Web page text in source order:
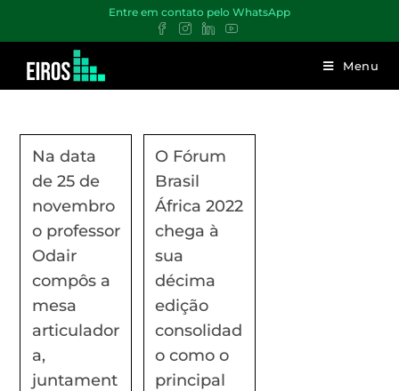
Entre em contato pelo WhatsApp
Menu
Na data
de 25 de
novembro
o professor
Odair
compôs a
mesa
articulador
a,
juntament
O Fórum
Brasil
África 2022
chega à
sua
décima
edição
consolidad
o como o
principal